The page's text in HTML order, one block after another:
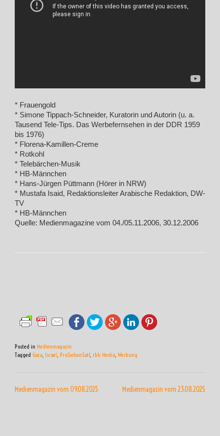
* Frauengold
* Simone Tippach-Schneider, Kuratorin und Autorin (u. a.
Tausend Tele-Tips. Das Werbefernsehen in der DDR 1959
bis 1976)
* Florena-Kamillen-Creme
* Rotkohl
* Telebärchen-Musik
* HB-Männchen
* Hans-Jürgen Püttmann (Hörer in NRW)
* Mustafa Isaid, Redaktionsleiter Arabische Redaktion, DW-
TV
* HB-Männchen
Quelle: Medienmagazine vom 04./05.11.2006, 30.12.2006
Posted in Medienmagazin
Tagged Gaza, Israel, ProSiebenSat1, rbb Media, Werbung
Medienmagazin vom 09.08.2025 Medienmagazin vom 23.08.2025